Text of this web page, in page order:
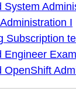
System
I
Subscription
Engineer Exam
OpenShift